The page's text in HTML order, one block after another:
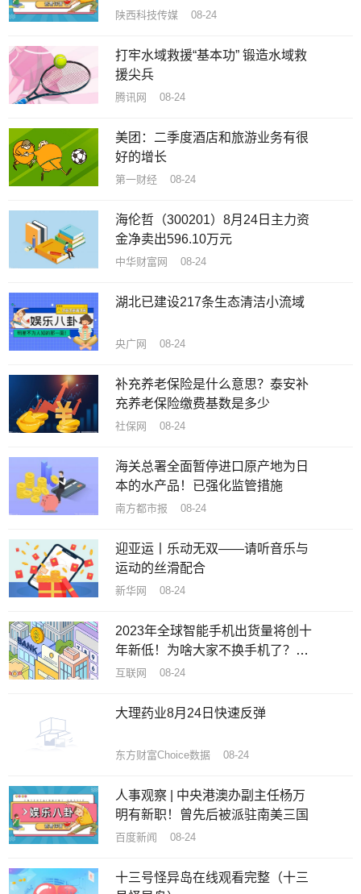
陕西科技传媒 08-24
打牢水域救援“基本功” 锻造水域救
援尖兵
腾讯网 08-24
美团：二季度酒店和旅游业务有很
好的增长
第一财经 08-24
海伦哲（300201）8月24日主力资
金净卖出596.10万元
中华财富网 08-24
湖北已建设217条生态清洁小流域
央广网 08-24
补充养老保险是什么意思？泰安补
充养老保险缴费基数是多少
社保网 08-24
海关总署全面暂停进口原产地为日
本的水产品！已强化监管措施
南方都市报 08-24
迎亚运丨乐动无双——请听音乐与
运动的丝滑配合
新华网 08-24
2023年全球智能手机出货量将创十
年新低！为啥大家不换手机了？机
构揭秘原因
互联网 08-24
大理药业8月24日快速反弹
东方财富Choice数据 08-24
人事观察 | 中央港澳办副主任杨万
明有新职！曾先后被派驻南美三国
百度新闻 08-24
十三号怪异岛在线观看完整（十三